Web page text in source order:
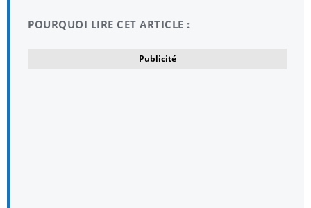
POURQUOI LIRE CET ARTICLE :
Publicité